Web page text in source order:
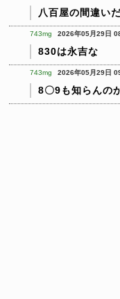
八百屋の間違い
743mg 2026年05月29日
830は永吉な
743mg 2026年05月29日
8〇9も知らんの